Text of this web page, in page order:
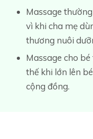
Massage
vì khi cha mẹ
thương nuôi
Massage cho
thế khi lớn lên
cộng đồng.